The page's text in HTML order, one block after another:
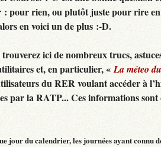
: pour rien, ou plutôt juste pour rire
en voici un de plus :-D.
trouverez ici de nombreux trucs,
et, en particulier, «La méteo
du RER voulant accéder à
par la RATP... Ces informations sont
jour du calendrier, les journées ayant connu